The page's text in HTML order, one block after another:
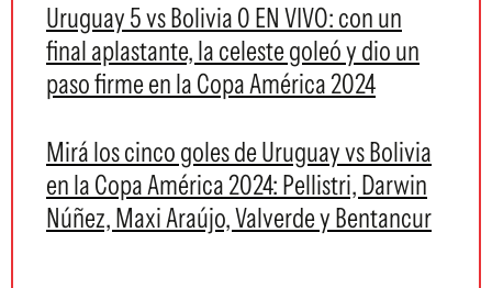
Uruguay 5 vs Bolivia 0 EN VIVO: con un
final aplastante, la celeste goleó y dio un
paso firme en la Copa América 2024
Mirá los cinco goles de Uruguay vs Bolivia
en la Copa América 2024: Pellistri, Darwin
Núñez, Maxi Araújo, Valverde y Bentancur